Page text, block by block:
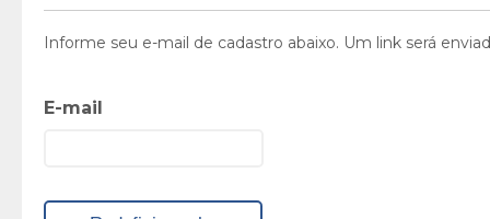
Informe seu e-mail de cadastro abaixo. Um link será
E-mail